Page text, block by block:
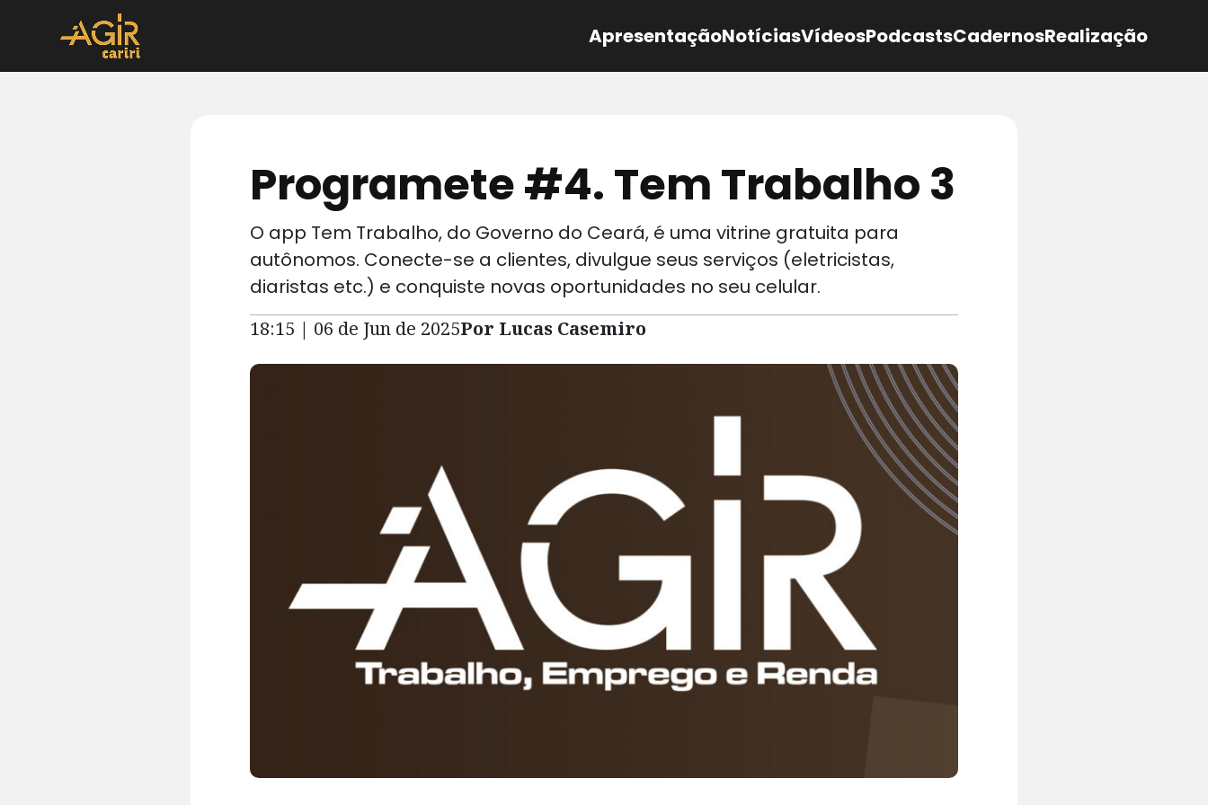
ApresentaçãoNotíciasVídeosPodcastsCadernosRealização
Programete #4. Tem Trabalho 3
O app Tem Trabalho, do Governo do Ceará, é uma vitrine gratuita para
autônomos. Conecte-se a clientes, divulgue seus serviços (eletricistas,
diaristas etc.) e conquiste novas oportunidades no seu celular.
18:15 | 06 de Jun de 2025Por Lucas Casemiro